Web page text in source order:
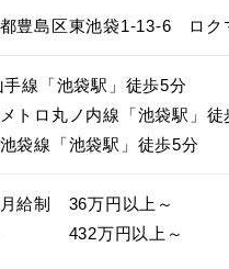
豊島区東池袋1-13-6 ロク
線「池袋駅」徒歩5分
トロ丸ノ内線「池袋駅」徒
袋線「池袋駅」徒歩5分
給制　36万円以上～
　　　432万円以上～